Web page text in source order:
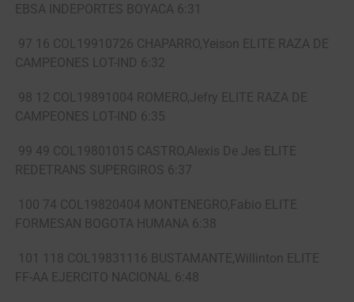
EBSA INDEPORTES BOYACA 6:31
97 16 COL19910726 CHAPARRO,Yeison ELITE RAZA DE
CAMPEONES LOT-IND 6:32
98 12 COL19891004 ROMERO,Jefry ELITE RAZA DE
CAMPEONES LOT-IND 6:35
99 49 COL19801015 CASTRO,Alexis De Jes ELITE
REDETRANS SUPERGIROS 6:37
100 74 COL19820404 MONTENEGRO,Fabio ELITE
FORMESAN BOGOTA HUMANA 6:38
101 118 COL19831116 BUSTAMANTE,Willinton ELITE
FF-AA EJERCITO NACIONAL 6:48